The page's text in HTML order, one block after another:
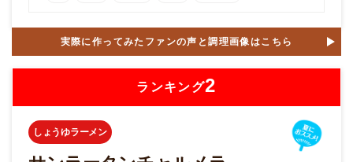
実際に作ってみたファンの声と調理画像はこちら
ランキング2
しょうゆラーメン